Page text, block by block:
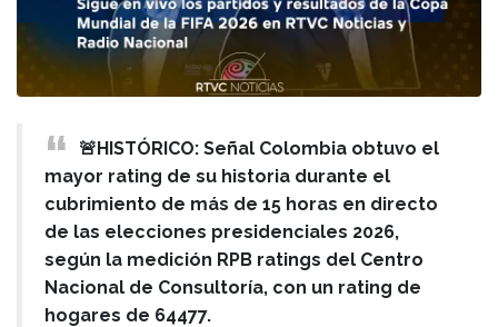
🚨HISTÓRICO: Señal Colombia obtuvo el
mayor rating de su historia durante el
cubrimiento de más de 15 horas en directo
de las elecciones presidenciales 2026,
según la medición RPB ratings del Centro
Nacional de Consultoría, con un rating de
hogares de 64477.